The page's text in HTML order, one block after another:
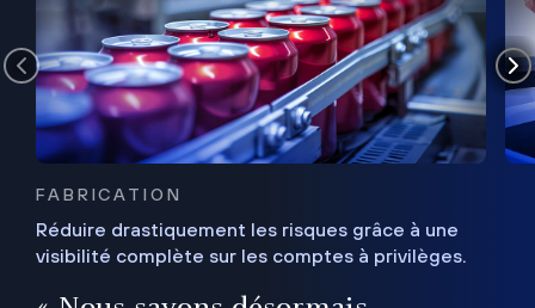
FABRICATION
Réduire drastiquement les risques grâce à une
visibilité complète sur les comptes à privilèges.